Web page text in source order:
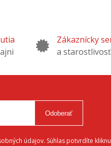
Zákaznícky
a starostlivosť
Odoberať
údajov. Súhlas potvrdíte